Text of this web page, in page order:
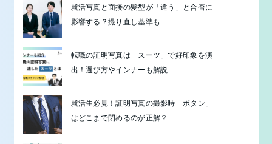
就活写真と面接の髪型が「違う」と合否に
影響する？撮り直し基準も
転職の証明写真は「スーツ」で好印象を演
出！選び方やインナーも解説
就活生必見！証明写真の撮影時「ボタン」
はどこまで閉めるのが正解？